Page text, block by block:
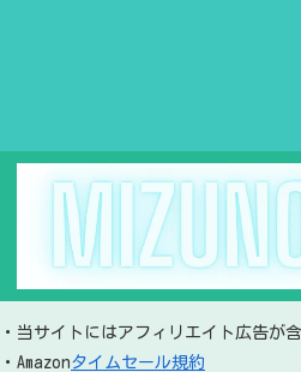
・当サイトにはアフィリエイト広告が
・Amazonタイムセール規約